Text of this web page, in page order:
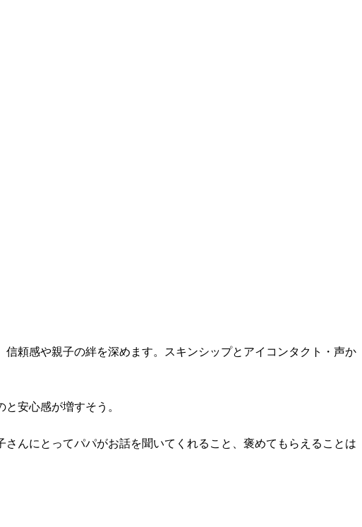
頼感や親子の絆を深めます。スキンシップとアイコンタクト・声か
安心感が増すそう。
んにとってパパがお話を聞いてくれること、褒めてもらえることは